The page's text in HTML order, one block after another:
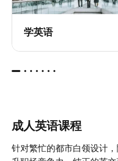
学英语
成人英语课程
针对繁忙的都市白领设计